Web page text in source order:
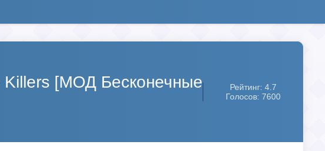
Killers [МОД Бесконечные
Рейтинг: 4.7
Голосов: 7600